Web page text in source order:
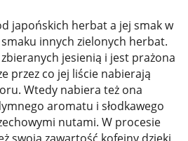
japońskich herbat a jej smak w
innych zielonych herbat.
jesienią i jest prażona
przez co jej liście nabierają
Wtedy nabiera też ona
aromatu i słodkawego
nutami. W procesie